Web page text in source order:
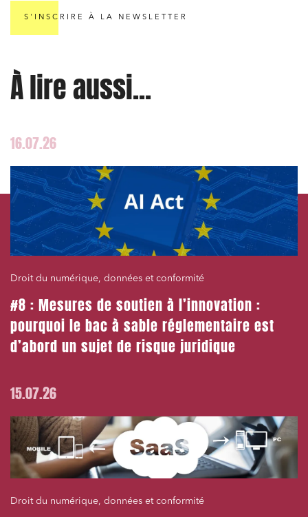
S'INSCRIRE À LA NEWSLETTER
À lire aussi...
16.07.26
Droit du numérique, données et conformité
#8 : Mesures de soutien à l’innovation :
pourquoi le bac à sable réglementaire est
d’abord un sujet de risque juridique
15.07.26
Droit du numérique, données et conformité